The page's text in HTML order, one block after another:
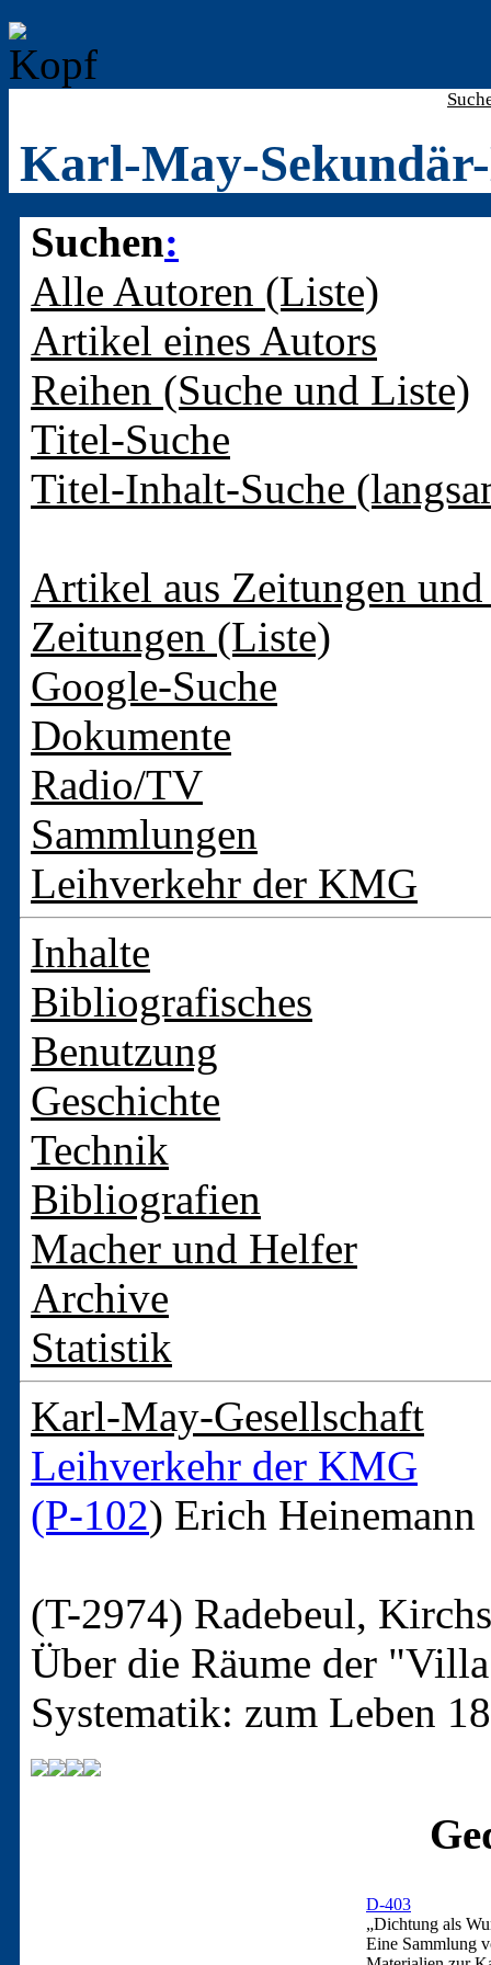
Karl-May-
Suchen:
Alle Autoren (Liste)
Artikel eines Autors
Reihen (Suche und Liste)
Titel-Suche
Titel-Inhalt-Suche
Artikel aus Zeitungen
Zeitungen (Liste)
Google-Suche
Dokumente
Radio/TV
Sammlungen
Leihverkehr der KMG
Inhalte
Bibliografisches
Benutzung
Geschichte
Technik
Bibliografien
Macher und Helfer
Archive
Statistik
Karl-May-Gesellschaft
Leihverkehr der KMG
(P-102) Erich Heinemann
(T-2974) Radebeul,
Über die Räume der
Systematik: zum Leben
D-403
„Dichtung als
Eine Sammlung